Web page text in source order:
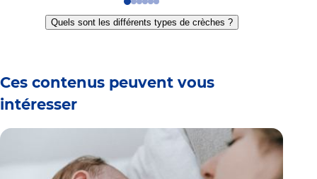
Go
to
slide
Go
to
slide
Go
to
slide
Go
to
slide
Go
to
slide
Go
to
slide
Quels sont les différents types de crèches ?
Ces contenus peuvent vous
intéresser